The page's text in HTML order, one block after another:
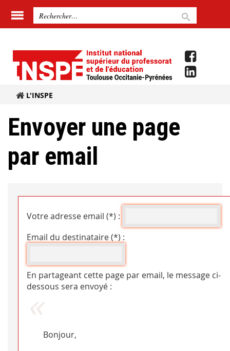
L'INSPE
Envoyer une page
par email
Votre adresse email (*) :
Email du destinataire (*) :
En partageant cette page par email, le message ci-
dessous sera envoyé :
Bonjour,